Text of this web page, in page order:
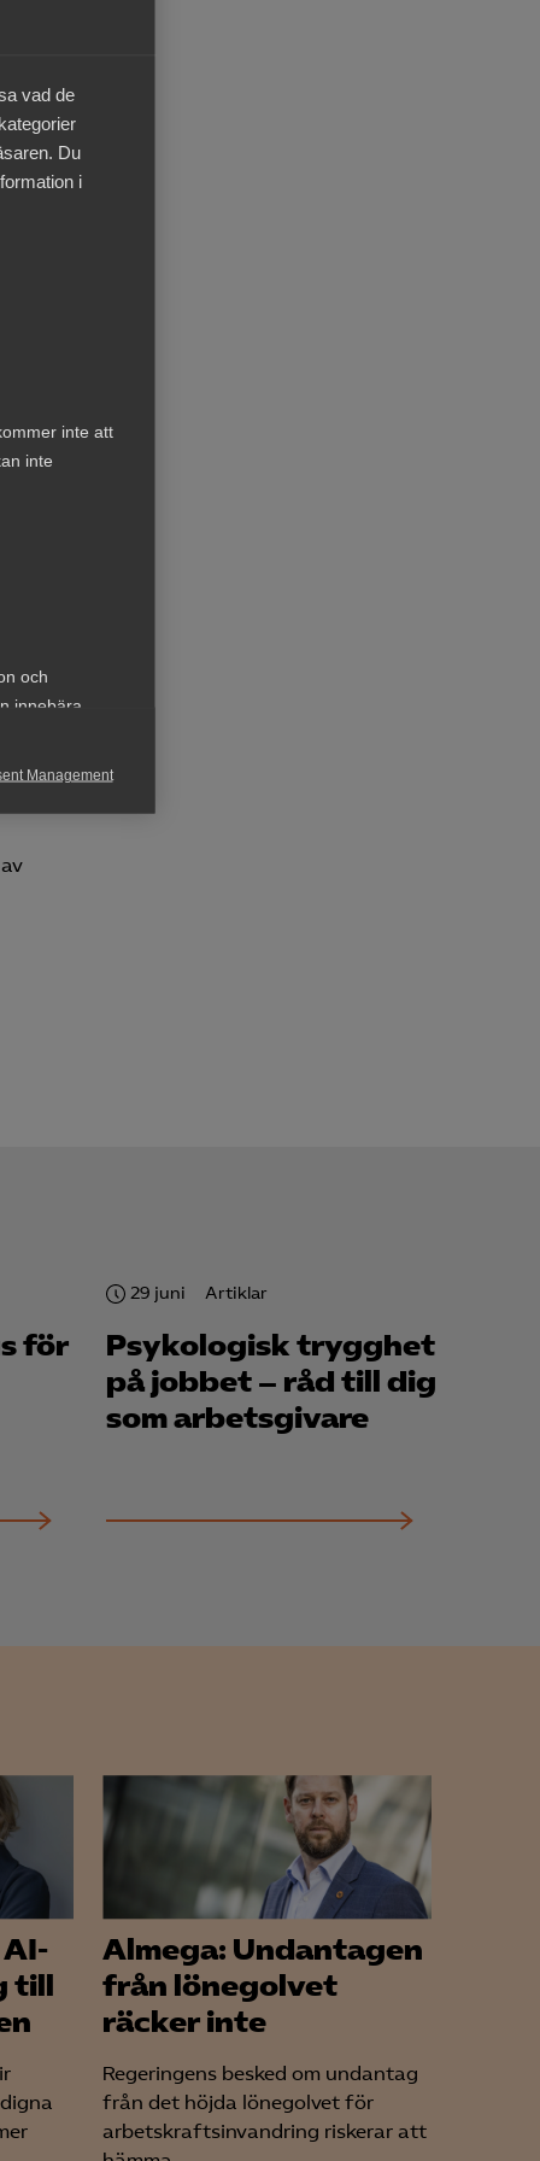
vad de
Du
i
inte att
inte
och
innebära
Management
för
och
för
29 juni Artiklar
Psykologisk trygghet
på jobbet – råd till dig
som arbetsgivare
till
Almega: Undantagen
från lönegolvet
räcker inte
Regeringens besked om undantag
från det höjda lönegolvet för
arbetskraftsinvandring riskerar att